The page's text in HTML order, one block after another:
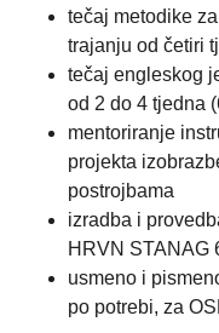
tečaj metodike
trajanju od četiri
tečaj engleskog
od 2 do 4 tjedna
mentoriranje
projekta
postrojbama
izradba i
HRVN STANAG
usmeno i
po potrebi, za